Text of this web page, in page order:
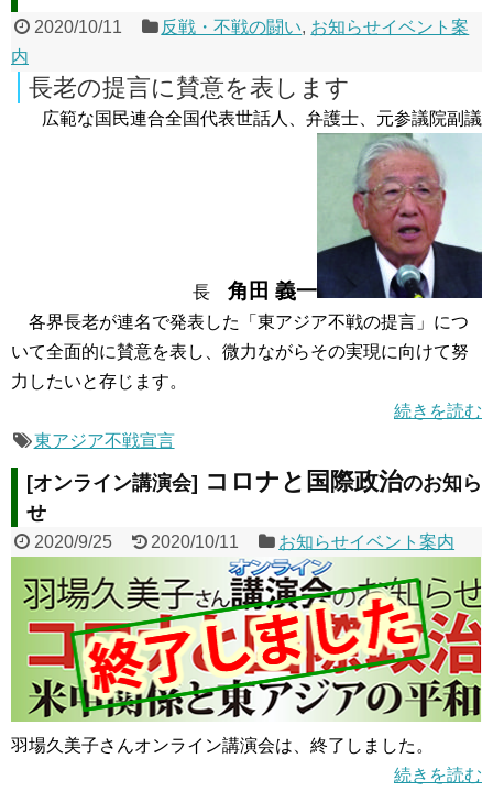
2020/10/11 反戦・不戦の闘い, お知らせイベント案
内
長老の提言に賛意を表します
広範な国民連合全国代表世話人、弁護士、元参議院副議
長 角田 義一
各界長老が連名で発表した「東アジア不戦の提言」につ
いて全面的に賛意を表し、微力ながらその実現に向けて努
力したいと存じます。
続きを読む
東アジア不戦宣言
[オンライン講演会] コロナと国際政治のお知ら
せ
2020/9/25 2020/10/11 お知らせイベント案内
羽場久美子さんオンライン講演会は、終了しました。
続きを読む